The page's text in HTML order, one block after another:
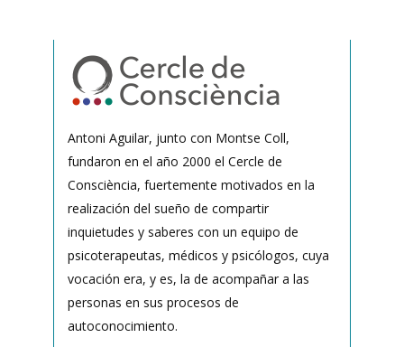
Antoni Aguilar, junto con Montse Coll,
fundaron en el año 2000 el Cercle de
Consciència, fuertemente motivados en la
realización del sueño de compartir
inquietudes y saberes con un equipo de
psicoterapeutas, médicos y psicólogos, cuya
vocación era, y es, la de acompañar a las
personas en sus procesos de
autoconocimiento.